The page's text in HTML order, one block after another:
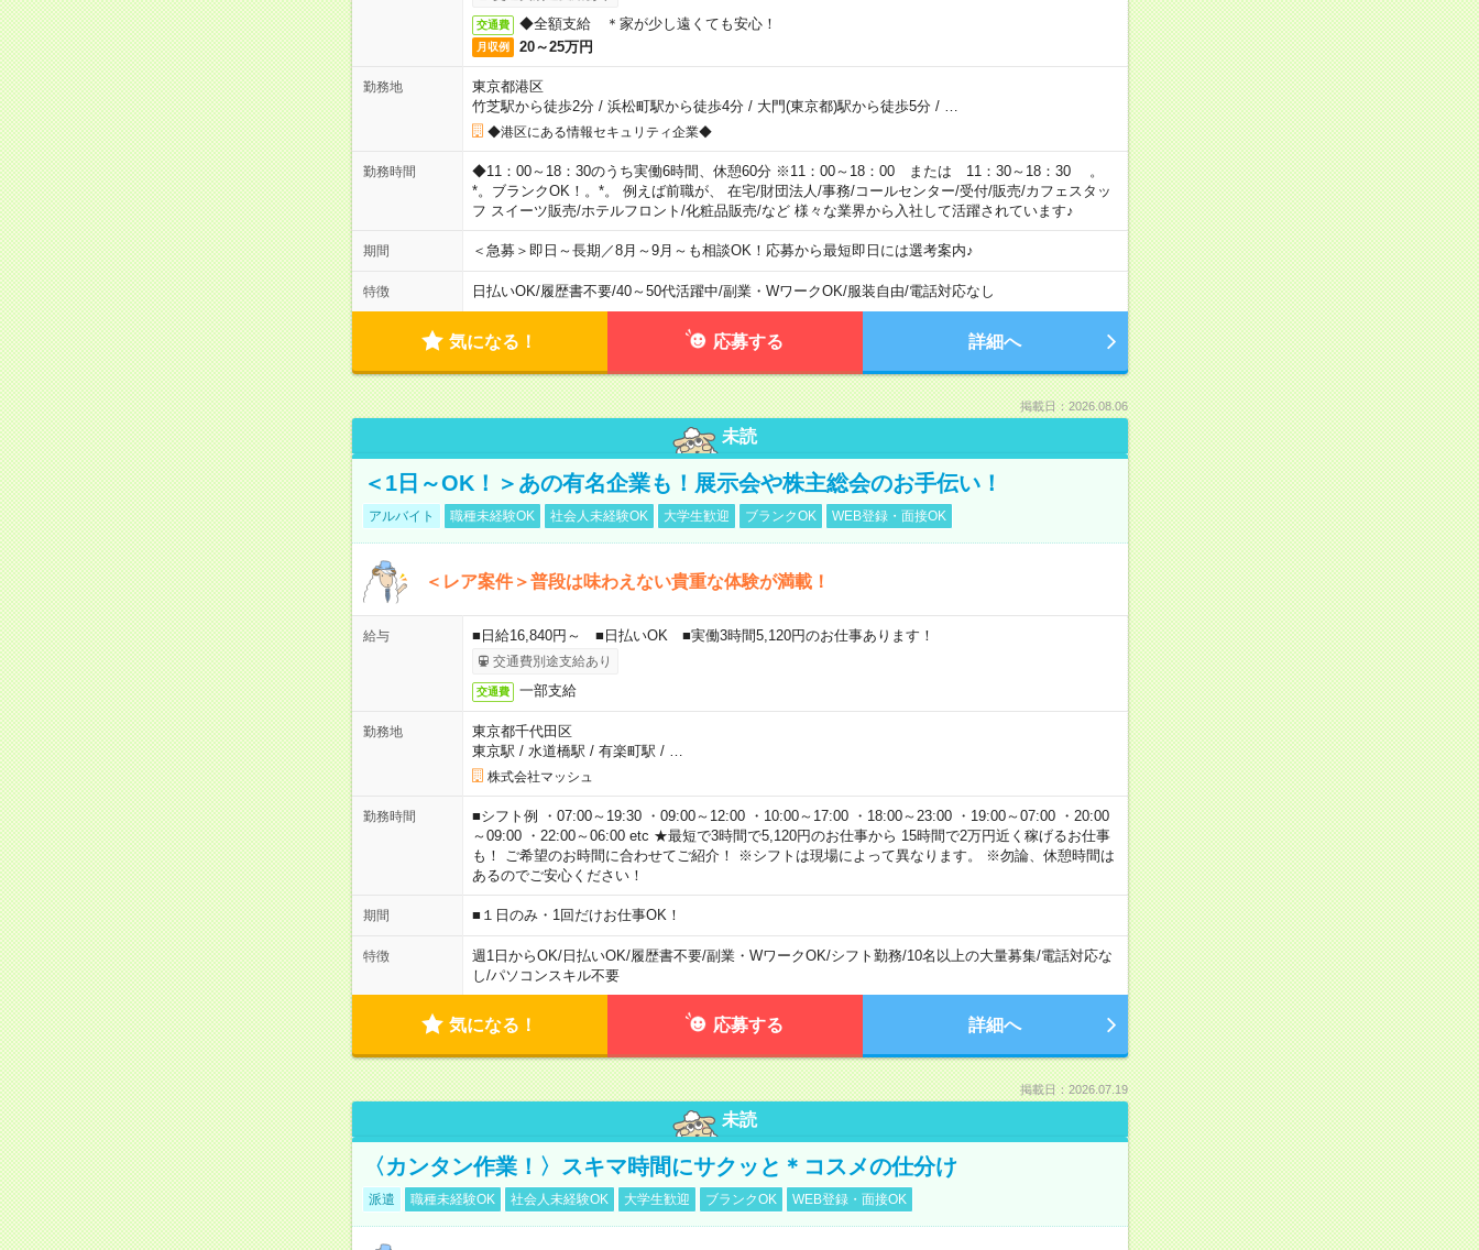
交通費 ◆全額支給 ＊家が少し遠くても安心！
月収例 20～25万円
勤務地
東京都港区
竹芝駅から徒歩2分/ 浜松町駅から徒歩4分/ 大門(東京都)駅から徒歩5分/ …
◆港区にある情報セキュリティ企業◆
勤務時間
◆11：00～18：30のうち実働6時間、休憩60分 ※11：00～18：00 または 11：30～18：30 。
*。ブランクOK！。*。 例えば前職が、 在宅/財団法人/事務/コールセンター/受付/販売/カフェスタッ
フ スイーツ販売/ホテルフロント/化粧品販売/など 様々な業界から入社して活躍されています♪
期間 ＜急募＞即日～長期／8月～9月～も相談OK！応募から最短即日には選考案内♪
特徴 日払いOK/履歴書不要/40～50代活躍中/副業・WワークOK/服装自由/電話対応なし
気になる！ 応募する 詳細へ
掲載日：2026.08.06
未読
＜1日～OK！＞あの有名企業も！展示会や株主総会のお手伝い！
アルバイト 職種未経験OK 社会人未経験OK 大学生歓迎 ブランクOK WEB登録・面接OK
＜レア案件＞普段は味わえない貴重な体験が満載！
給与 ■日給16,840円～ ■日払いOK ■実働3時間5,120円のお仕事あります！
交通費別途支給あり
交通費 一部支給
勤務地
東京都千代田区
東京駅 / 水道橋駅 / 有楽町駅 / …
株式会社マッシュ
勤務時間
■シフト例 ・07:00～19:30 ・09:00～12:00 ・10:00～17:00 ・18:00～23:00 ・19:00～07:00 ・20:00
～09:00 ・22:00～06:00 etc ★最短で3時間で5,120円のお仕事から 15時間で2万円近く稼げるお仕事
も！ ご希望のお時間に合わせてご紹介！ ※シフトは現場によって異なります。 ※勿論、休憩時間は
あるのでご安心ください！
期間 ■１日のみ・1回だけお仕事OK！
特徴 週1日からOK/日払いOK/履歴書不要/副業・WワークOK/シフト勤務/10名以上の大量募集/電話対応な
し/パソコンスキル不要
気になる！ 応募する 詳細へ
掲載日：2026.07.19
未読
〈カンタン作業！〉スキマ時間にサクッと＊コスメの仕分け
派遣 職種未経験OK 社会人未経験OK 大学生歓迎 ブランクOK WEB登録・面接OK